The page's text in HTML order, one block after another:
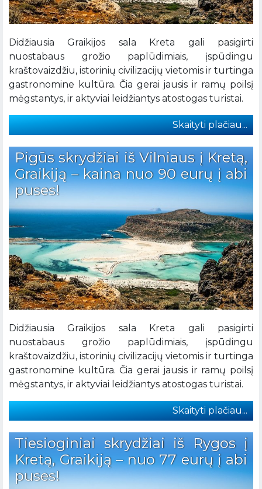
Didžiausia Graikijos sala Kreta gali pasigirti
nuostabaus grožio paplūdimiais, įspūdingu
kraštovaizdžiu, istorinių civilizacijų vietomis ir turtinga
gastronomine kultūra. Čia gerai jausis ir ramų poilsį
mėgstantys, ir aktyviai leidžiantys atostogas turistai.
Skaityti plačiau...
Pigūs skrydžiai iš Vilniaus į Kretą,
Graikiją – kaina nuo 90 eurų į abi
puses!
Didžiausia Graikijos sala Kreta gali pasigirti
nuostabaus grožio paplūdimiais, įspūdingu
kraštovaizdžiu, istorinių civilizacijų vietomis ir turtinga
gastronomine kultūra. Čia gerai jausis ir ramų poilsį
mėgstantys, ir aktyviai leidžiantys atostogas turistai.
Skaityti plačiau...
Tiesioginiai skrydžiai iš Rygos į
Kretą, Graikiją – nuo 77 eurų į abi
puses!